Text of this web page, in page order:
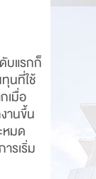
บแรกก็
นที่ใช้
เมื่อ
านขึ้น
หมด
รเริ่ม